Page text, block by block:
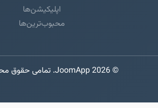
اپلیکیشن‌ها
محبوب‌ترین‌ها
© 2026 JoomApp. تمامی حقوق محفوظ است.